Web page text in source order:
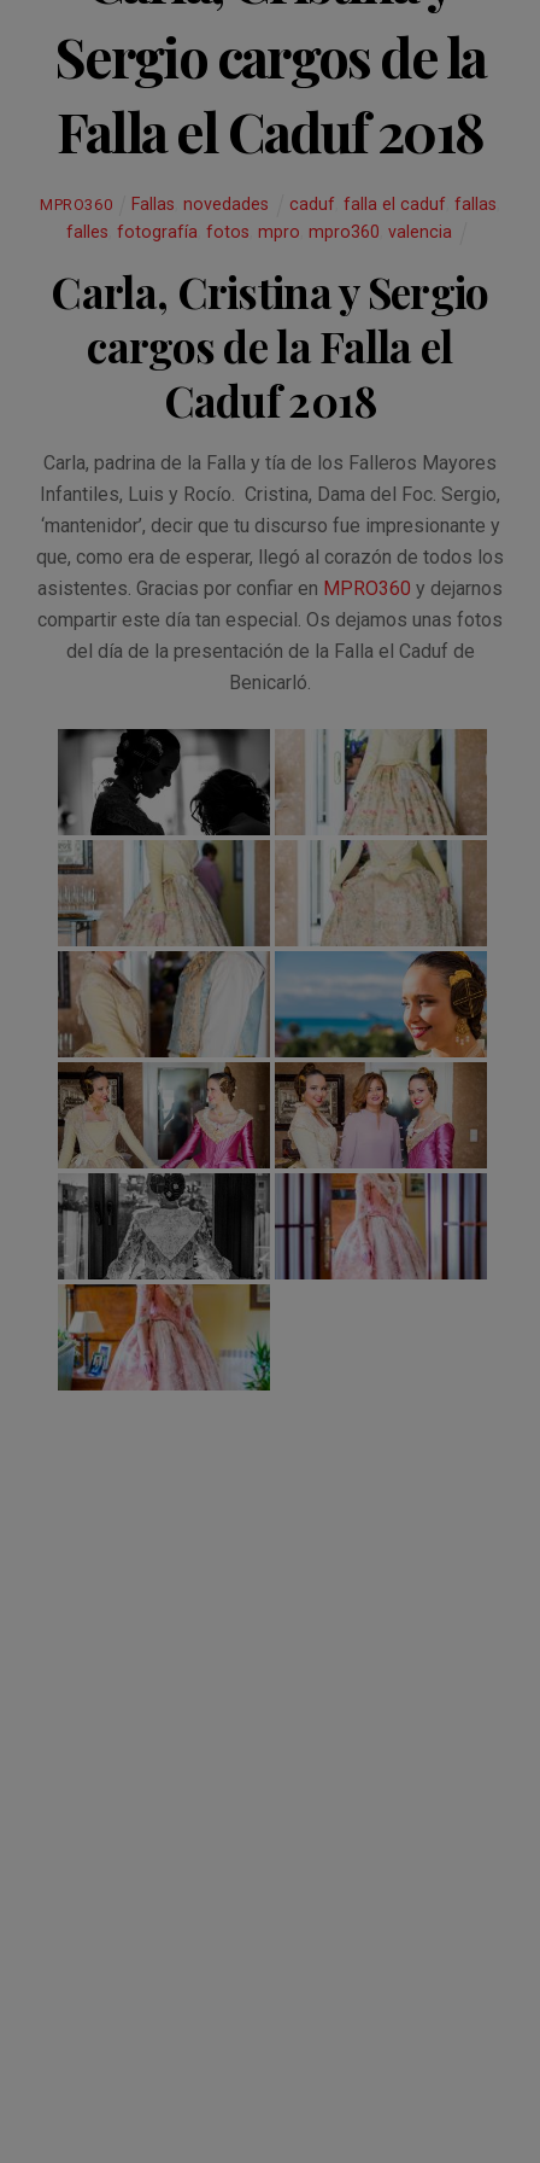
Sergio cargos de la
Falla el Caduf 2018
MPRO360 Fallas ,novedades caduf ,falla el caduf ,fallas
falles ,fotografía ,fotos ,mpro ,mpro360 ,valencia
Carla, Cristina y Sergio
cargos de la Falla el
Caduf 2018
Carla, padrina de la Falla y tía de los Falleros Mayores
Infantiles, Luis y Rocío. Cristina, Dama del Foc. Sergio,
‘mantenidor’, decir que tu discurso fue impresionante y
que, como era de esperar, llegó al corazón de todos los
asistentes. Gracias por confiar en MPRO360 y dejarnos
compartir este día tan especial. Os dejamos unas fotos
del día de la presentación de la Falla el Caduf de
Benicarló.